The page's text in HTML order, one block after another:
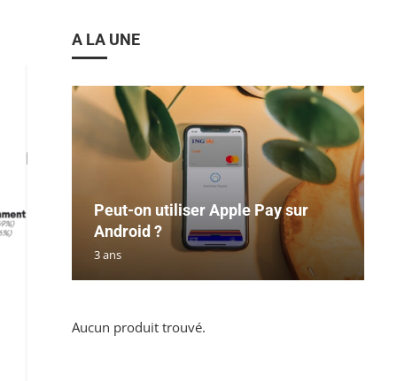
A LA UNE
Peut-on utiliser Apple Pay sur
Android ?
3 ans
Aucun produit trouvé.